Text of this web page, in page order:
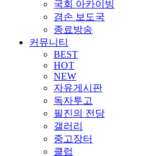
국회 아카이빙
겸손 보도국
종료방송
커뮤니티
BEST
HOT
NEW
자유게시판
독자투고
필진의 전당
갤러리
중고장터
클럽